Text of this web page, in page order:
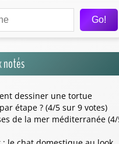
notés
dessiner une tortue
de la mer méditerranée (4/5
: le chat domestique au look
autant qu’il séduit ? (4/5 sur 7